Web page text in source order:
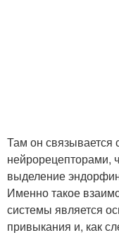
Там он
нейрорецепторами,
выделение
Именно такое
системы является
привыкания и, как